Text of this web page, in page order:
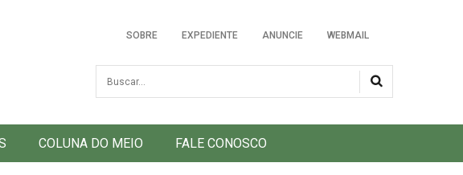
SOBRE EXPEDIENTE ANUNCIE WEBMAIL
Busca
COLUNA DO MEIO FALE CONOSCO